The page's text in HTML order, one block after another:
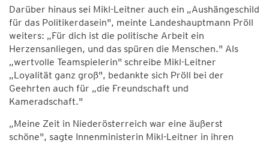
Darüber hinaus sei Mikl-Leitner auch ein „Aushängeschild
für das Politikerdasein", meinte Landeshauptmann Pröll
weiters: „Für dich ist die politische Arbeit ein
Herzensanliegen, und das spüren die Menschen." Als
„wertvolle Teamspielerin" schreibe Mikl-Leitner
„Loyalität ganz groß", bedankte sich Pröll bei der
Geehrten auch für „die Freundschaft und
Kameradschaft."
„Meine Zeit in Niederösterreich war eine äußerst
schöne", sagte Innenministerin Mikl-Leitner in ihren